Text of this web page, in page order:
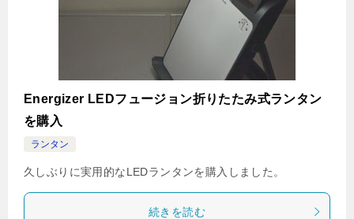
Energizer LEDフュージョン折りたたみ式ランタン
を購入
ランタン
久しぶりに実用的なLEDランタンを購入しました。
続きを読む